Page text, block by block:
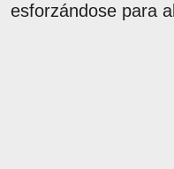
esforzándose para